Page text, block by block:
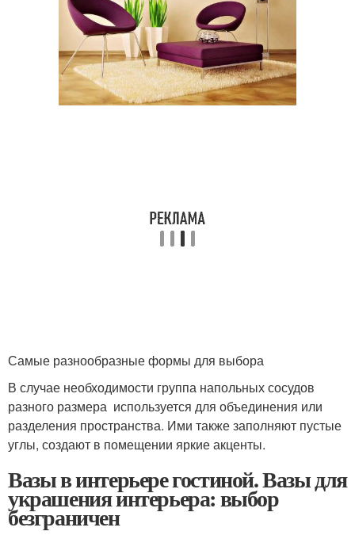
Самые разнообразные формы для выбора
В случае необходимости группа напольных сосудов
разного размера используется для объединения или
разделения пространства. Ими также заполняют пустые
углы, создают в помещении яркие акценты.
Вазы в интерьере гостиной. Вазы для
украшения интерьера: выбор
безграничен